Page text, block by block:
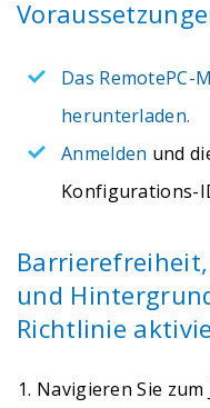
Das
herunterladen.
Anmelden und
Konfigurations-
und
Richtlinie
Navigieren Sie zum